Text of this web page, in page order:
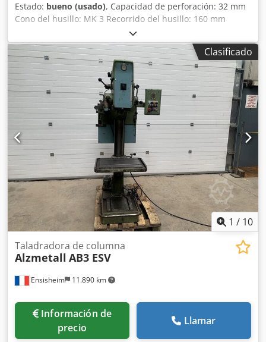
Estado: bueno (usado), Capacidad de perforación: 32 mm
Cono del husillo: MK 3 Recorrido del husillo: 160 mm
Saliente: 290 mm Tamaño de la mesa: 510 x 300 mm
Diámetro de la columna: 115 mm Avanzado mediante
cremallera Velocidad del husillo: 55 - 1450 rpm, ajustable
de forma continua Potencia del motor: 0,9 y 1,3 kW,
conmutable Conexión a la red: 380 voltios, 50 Hz Crsdpjzp
Nfxjfx Apcef Velocidad del husillo mediante 2 pasos de
engranaje, 2 velocidades del motor y, de forma continua,
mediante variador Ajuste de la altura de la mesa mediante
manivela Ligero daño en la tapa (ver fotos) Espacio
requerido (largo x ancho x alto): 1200 x 650 x 1900 mm
Peso: 400 kg
Clasificado
1 / 10
Ensisheim 11.890 km
Taladradora de columna
Alzmetall AB3 ESV
Información de
precio
Llamar